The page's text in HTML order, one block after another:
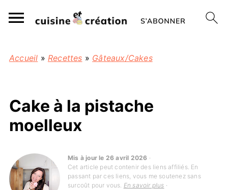
Accueil » Recettes » Gâteaux/Cakes
Cake à la pistache
moelleux
Mis à jour le 26 avril 2026 ·
Cet article peut contenir des liens affiliés. En
passant par ces liens, vous me soutenez sans
surcoût pour vous. En savoir plus ·